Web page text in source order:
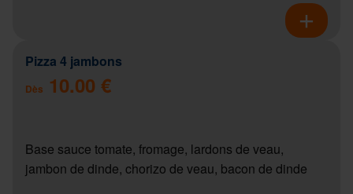
Pizza 4 jambons
Dès 10.00 €
Base sauce tomate, fromage, lardons de veau,
jambon de dinde, chorizo de veau, bacon de dinde